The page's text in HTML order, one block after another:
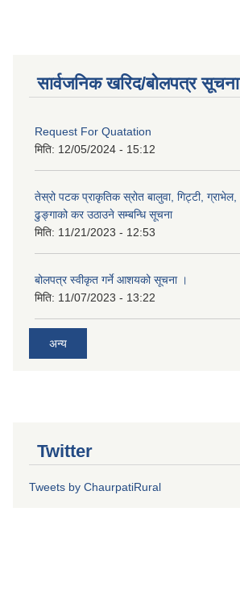
सार्वजनिक खरिद/बोलपत्र सूचना
Request For Quatation
मिति: 12/05/2024 - 15:12
तेस्रो पटक प्राकृतिक स्रोत बालुवा, गिट्टी, ग्राभेल,
ढुङ्गाको कर उठाउने सम्बन्धि सूचना
मिति: 11/21/2023 - 12:53
बोलपत्र स्वीकृत गर्ने आशयको सूचना ।
मिति: 11/07/2023 - 13:22
अन्य
Twitter
Tweets by ChaurpatiRural